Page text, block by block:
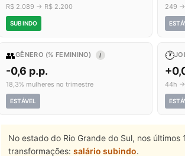
R$ 2.089 → R$ 2.200
SUBINDO
249
👥GÊNERO (% FEMININO) I
-0,6 p.p.
18,3% mulheres no trimestre
ESTÁVEL
🕐
44h →
No estado do Rio Grande do Sul, nos
transformações: salário subindo.